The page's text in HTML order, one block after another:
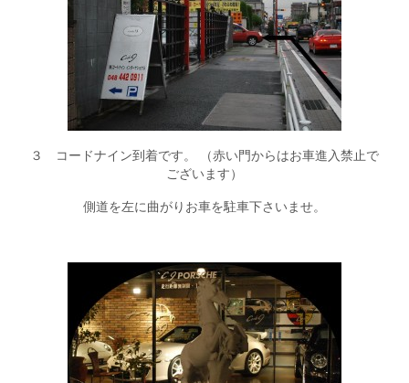
３ コードナイン到着です。 （赤い門からはお車進入禁止で
ございます）
側道を左に曲がりお車を駐車下さいませ。